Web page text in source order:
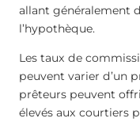
allant généralement
l’hypothèque.
Les taux de
peuvent varier d’un
prêteurs peuvent
élevés aux courtiers